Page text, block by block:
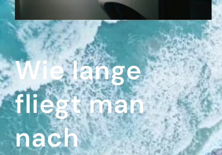
Wie lange
fliegt man
nach